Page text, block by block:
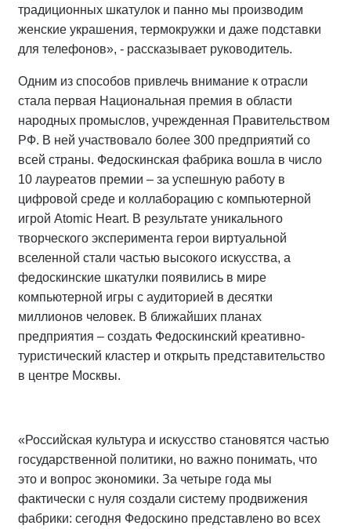
традиционных шкатулок и панно мы производим
женские украшения, термокружки и даже подставки
для телефонов», - рассказывает руководитель.
Одним из способов привлечь внимание к отрасли
стала первая Национальная премия в области
народных промыслов, учрежденная Правительством
РФ. В ней участвовало более 300 предприятий со
всей страны. Федоскинская фабрика вошла в число
10 лауреатов премии – за успешную работу в
цифровой среде и коллаборацию с компьютерной
игрой Atomic Heart. В результате уникального
творческого эксперимента герои виртуальной
вселенной стали частью высокого искусства, а
федоскинские шкатулки появились в мире
компьютерной игры с аудиторией в десятки
миллионов человек. В ближайших планах
предприятия – создать Федоскинский креативно-
туристический кластер и открыть представительство
в центре Москвы.
«Российская культура и искусство становятся частью
государственной политики, но важно понимать, что
это и вопрос экономики. За четыре года мы
фактически с нуля создали систему продвижения
фабрики: сегодня Федоскино представлено во всех